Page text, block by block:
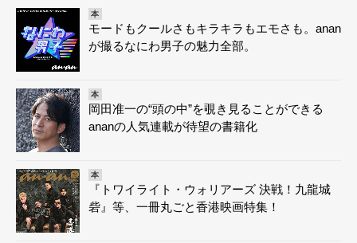
本
モードもクールさもキラキラもエモさも。anan
が撮るなにわ男子の魅力全部。
本
岡田准一の“頭の中”を覗き見ることができる
ananの人気連載が待望の書籍化
本
『トワイライト・ウォリアーズ 決戦！九龍城
砦』等、一冊丸ごと香港映画特集！